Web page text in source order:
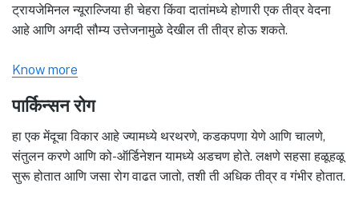
ट्रायजेमिनल न्यूराल्जिया ही चेहरा किंवा दातांमध्ये होणारी एक तीव्र वेदना
आहे आणि अगदी सौम्य उत्तेजनामुळे देखील ती तीव्र होऊ शकते.
Know more
पार्किन्सन रोग
हा एक मेंदूचा विकार आहे ज्यामध्ये थरथरणे, कडकपणा येणे आणि चालणे,
संतुलन करणे आणि को-ऑर्डिनेशन यामध्ये अडचण होते. लक्षणे सहसा हळूहळू
सुरू होतात आणि जसा रोग वाढत जातो, तशी ती अधिक तीव्र व गंभीर होतात.